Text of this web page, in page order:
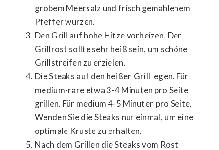
grobem Meersalz und frisch gemahlenem
Pfeffer würzen.
Den Grill auf hohe Hitze vorheizen. Der
Grillrost sollte sehr heiß sein, um schöne
Grillstreifen zu erzielen.
Die Steaks auf den heißen Grill legen. Für
medium-rare etwa 3-4 Minuten pro Seite
grillen. Für medium 4-5 Minuten pro Seite.
Wenden Sie die Steaks nur einmal, um eine
optimale Kruste zu erhalten.
Nach dem Grillen die Steaks vom Rost